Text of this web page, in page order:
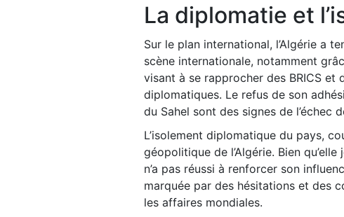
La diplomatie et
Sur le plan international, l’Algérie a
scène internationale, notamment
visant à se rapprocher des BRICS et
diplomatiques. Le refus de son
du Sahel sont des signes de l’échec
L’isolement diplomatique du pays,
géopolitique de l’Algérie. Bien
n’a pas réussi à renforcer son
marquée par des hésitations et des
les affaires mondiales.